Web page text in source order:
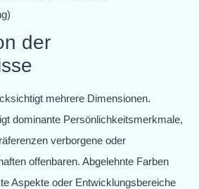
der
mehrere Dimensionen.
dominante Persönlichkeitsmerkmale,
verborgene oder
offenbaren. Abgelehnte Farben
Aspekte oder Entwicklungsbereiche